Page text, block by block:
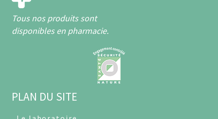
Tous nos produits sont
disponibles en pharmacie.
PLAN DU SITE